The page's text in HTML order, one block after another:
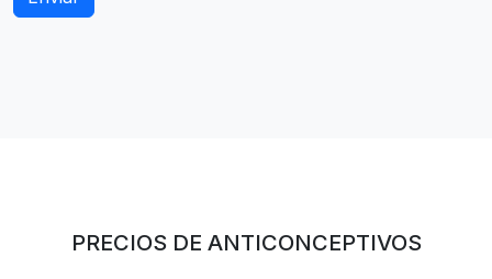
PRECIOS DE ANTICONCEPTIVOS